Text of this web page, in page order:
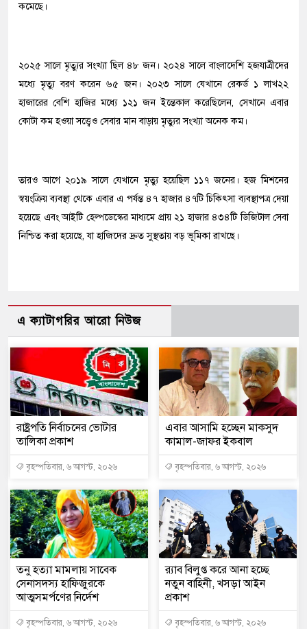
কমেছে।
২০২৫ সালে মৃত্যুর সংখ্যা ছিল ৪৮ জন। ২০২৪ সালে বাংলাদেশি হজযাত্রীদের
মধ্যে মৃত্যু বরণ করেন ৬৫ জন। ২০২৩ সালে যেখানে রেকর্ড ১ লাখ২২
হাজারের বেশি হাজির মধ্যে ১২১ জন ইন্তেকাল করেছিলেন, সেখানে এবার
কোটা কম হওয়া সত্ত্বেও সেবার মান বাড়ায় মৃত্যুর সংখ্যা অনেক কম।
তারও আগে ২০১৯ সালে যেখানে মৃত্যু হয়েছিল ১১৭ জনের। ​হজ মিশনের
স্বয়ংক্রিয় ব্যবস্থা থেকে এবার এ পর্যন্ত ৪৭ হাজার ৪৭টি চিকিৎসা ব্যবস্থাপত্র দেয়া
হয়েছে এবং আইটি হেল্পডেস্কের মাধ্যমে প্রায় ২১ হাজার ৪৩৪টি ডিজিটাল সেবা
নিশ্চিত করা হয়েছে, যা হাজিদের দ্রুত সুস্থতায় বড় ভূমিকা রাখছে।
এ ক্যাটাগরির আরো নিউজ
রাষ্ট্রপতি নির্বাচনের ভোটার
তালিকা প্রকাশ
বৃহস্পতিবার, ৬ আগস্ট, ২০২৬
এবার আসামি হচ্ছেন মাকসুদ
কামাল-জাফর ইকবাল
বৃহস্পতিবার, ৬ আগস্ট, ২০২৬
তনু হত্যা মামলায় সাবেক
সেনাসদস্য হাফিজুরকে
আত্মসমর্পণের নির্দেশ
বৃহস্পতিবার, ৬ আগস্ট, ২০২৬
র‍্যাব বিলুপ্ত করে আনা হচ্ছে
নতুন বাহিনী, খসড়া আইন
প্রকাশ
বৃহস্পতিবার, ৬ আগস্ট, ২০২৬